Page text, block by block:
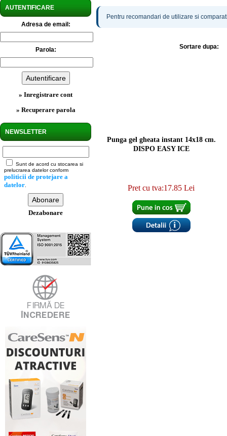
AUTENTIFICARE
Adresa de email:
Parola:
» Inregistrare cont
» Recuperare parola
NEWSLETTER
Sunt de acord cu stocarea si
prelucrarea datelor conform
politicii de protejare a
datelor
Dezabonare
Pentru recomandari de utilizare si
Sortare dupa:
Punga gel gheata instant 14x18 cm.
DISPO EASY ICE
Pret cu tva:17.85 Lei